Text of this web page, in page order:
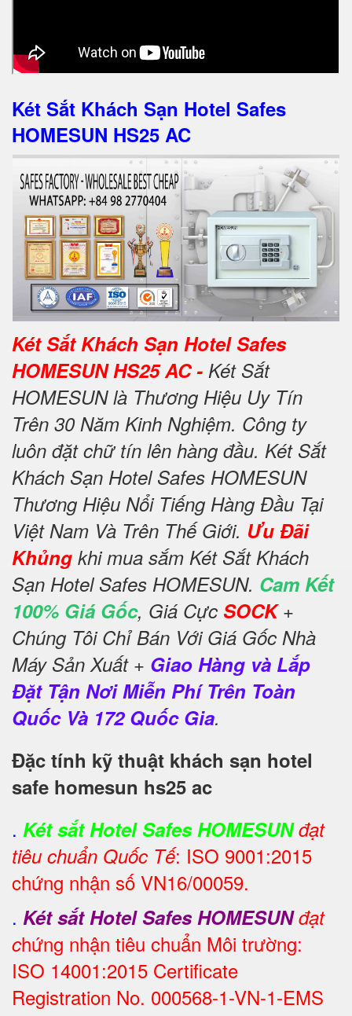
Két Sắt Khách Sạn Hotel Safes
HOMESUN HS25 AC
Két Sắt Khách Sạn Hotel Safes
HOMESUN HS25 AC - Két Sắt
HOMESUN là Thương Hiệu Uy Tín
Trên 30 Năm Kinh Nghiệm. Công ty
luôn đặt chữ tín lên hàng đầu. Két Sắt
Khách Sạn Hotel Safes HOMESUN
Thương Hiệu Nổi Tiếng Hàng Đầu Tại
Việt Nam Và Trên Thế Giới. Ưu Đãi
Khủng khi mua sắm Két Sắt Khách
Sạn Hotel Safes HOMESUN. Cam Kết
100% Giá Gốc, Giá Cực SOCK+
Chúng Tôi Chỉ Bán Với Giá Gốc Nhà
Máy Sản Xuất + Giao Hàng và Lắp
Đặt Tận Nơi Miễn Phí Trên Toàn
Quốc Và 172 Quốc Gia.
Đặc tính kỹ thuật khách sạn hotel
safe homesun hs25 ac
. Két sắt Hotel Safes HOMESUNđạt
tiêu chuẩn Quốc Tế: ISO 9001:2015
chứng nhận số VN16/00059.
. Két sắt Hotel Safes HOMESUNđạt
chứng nhận tiêu chuẩn Môi trường:
ISO 14001:2015 Certificate
Registration No. 000568-1-VN-1-EMS